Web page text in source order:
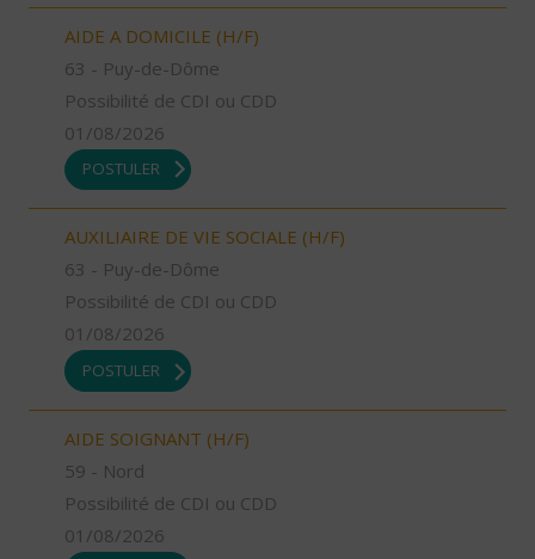
AIDE A DOMICILE (H/F)
63 - Puy-de-Dôme
Possibilité de CDI ou CDD
01/08/2026
POSTULER
AUXILIAIRE DE VIE SOCIALE (H/F)
63 - Puy-de-Dôme
Possibilité de CDI ou CDD
01/08/2026
POSTULER
AIDE SOIGNANT (H/F)
59 - Nord
Possibilité de CDI ou CDD
01/08/2026